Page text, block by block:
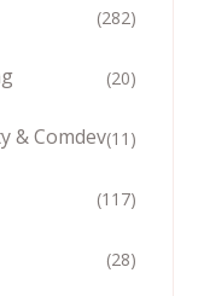
(282)
(20)
& Comdev(11)
(117)
(28)